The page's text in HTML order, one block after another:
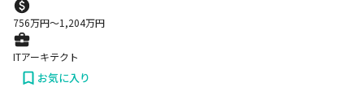
756万円〜1,204万円
ITアーキテクト
お気に入り